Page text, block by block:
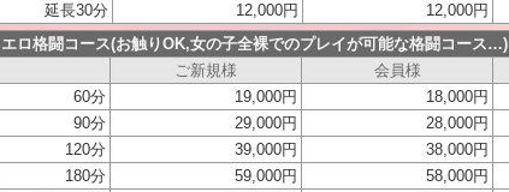
延長30分
12,000円 12,000円
エロ格闘コース(お触りOK,女の子全裸でのプレイが可能な格闘コース…)
ご新規様
会員様
60分
19,000円 18,000円
90分
29,000円 28,000円
120分
39,000円 38,000円
180分
59,000円 58,000円